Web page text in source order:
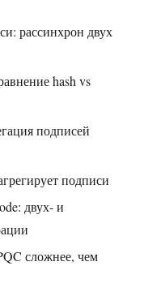
рассинхрон двух
hash vs
подписей
подписи
двух- и
сложнее, чем